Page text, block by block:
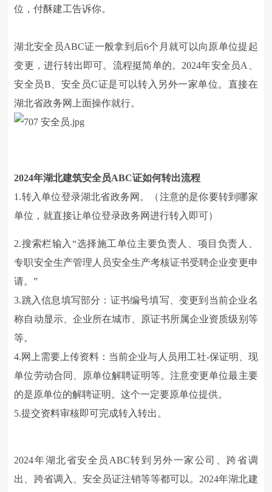
位，付酥建工告诉你。
湖北安全员ABC证一般拿到后6个月就可以向原单位提起
变更，进行转出即可。流程挺简单的。2024年安全员A、
安全员B、安全员C证是可以转入另外一家单位。直接在
湖北省政务网上面操作就行。
2024年湖北建筑安全员ABC证如何转出流程
1.转入单位登录湖北省政务网。（注意的是你要转到哪家
单位，就直接让单位登录政务网进行转入即可）
2.搜索栏输入“选择施工单位主要负责人、项目负责人、
专职安全生产管理人员安全生产考核证书受聘企业变更申
请。”
3.跳入信息填写部分：证书编号填写、变更到当前企业名
称自动显示、企业所在城市、原证书所属企业资质级别等
等。
4.网上需要上传资料：当前企业与人员用工社-保证明、现
单位劳动合同、原单位解聘证明等。注意变更单位最主要
的是原单位的解聘证明。这个一定要原单位提供。
5.提交资料审核即可完成转入转出。
2024年湖北省安全员ABC转到另外一家公司、跨省调
出、跨省调入、安全员证注销等等都可以。2024年湖北建